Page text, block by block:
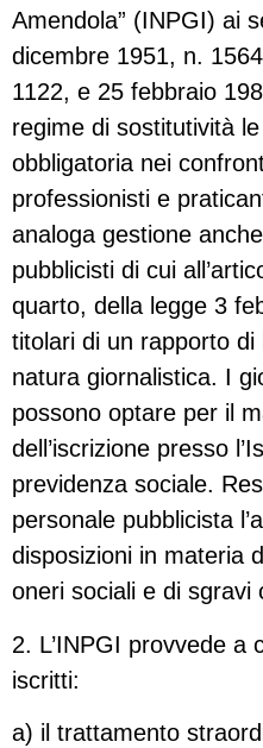
Amendola” (INPGI) ai
dicembre 1951, n.
1122, e 25 febbraio
regime di sostitutività
obbligatoria nei
professionisti e
analoga gestione
pubblicisti di cui
quarto, della legge 3
titolari di un rapporto
natura giornalistica. I
possono optare per il
dell’iscrizione presso
previdenza sociale.
personale pubblicista
disposizioni in materia
oneri sociali e di sgravi
2. L’INPGI provvede a
iscritti:
a) il trattamento